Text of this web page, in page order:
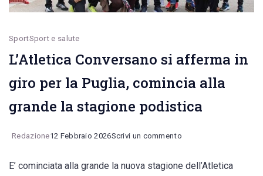
SportSport e salute
L’Atletica Conversano si afferma in
giro per la Puglia, comincia alla
grande la stagione podistica
Redazione12 Febbraio 2026Scrivi un commentoon
Conversano
E’ cominciata alla grande la nuova stagione dell’Atletica